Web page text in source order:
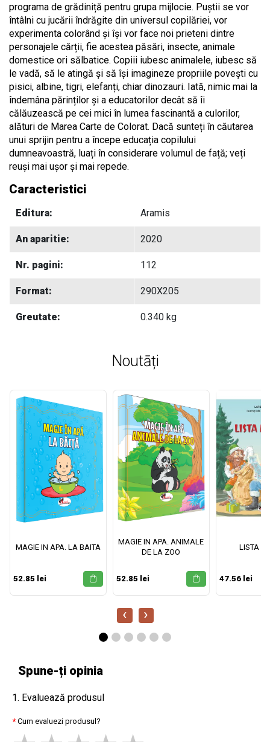
programa de grădiniță pentru grupa mijlocie. Puștii se vor
întâlni cu jucării îndrăgite din universul copilăriei, vor
experimenta colorând și își vor face noi prieteni dintre
personajele cărții, fie acestea păsări, insecte, animale
domestice ori sălbatice. Copiii iubesc animalele, iubesc să
le vadă, să le atingă și să își imagineze propriile povești cu
pisici, albine, tigri, elefanți, chiar dinozauri. Iată, nimic mai la
îndemâna părinților și a educatorilor decât să îi
călăuzească pe cei mici în lumea fascinantă a culorilor,
alături de Marea Carte de Colorat. Dacă sunteți în căutarea
unui sprijin pentru a începe educația copilului
dumneavoastră, luați în considerare volumul de față; veți
reuși mai ușor și mai repede.
Caracteristici
Editura: Aramis
An aparitie: 2020
Nr. pagini: 112
Format: 290X205
Greutate: 0.340 kg
Noutāți
MAGIE IN APA. LA BAITA
52.85 lei
MAGIE IN APA. ANIMALE
DE LA ZOO
52.85 lei
LISTA
47.56 lei
‹ ›
Spune-ți opinia
1. Evaluează produsul
Cum evaluezi produsul?